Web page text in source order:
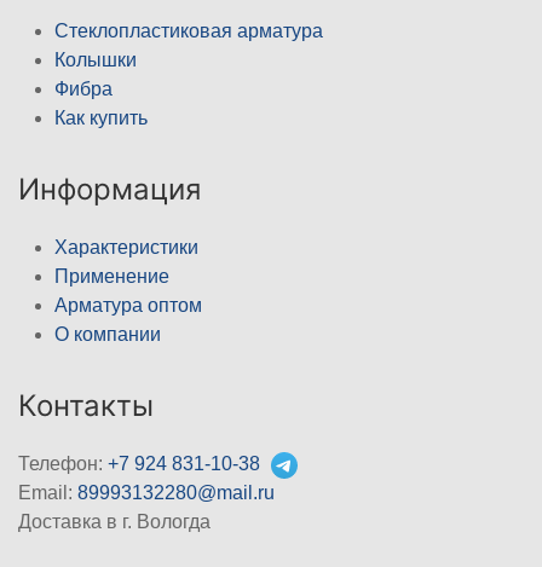
Стеклопластиковая арматура
Колышки
Фибра
Как купить
Информация
Характеристики
Применение
Арматура оптом
О компании
Контакты
Телефон: +7 924 831-10-38
Email: 89993132280@mail.ru
Доставка в г. Вологда